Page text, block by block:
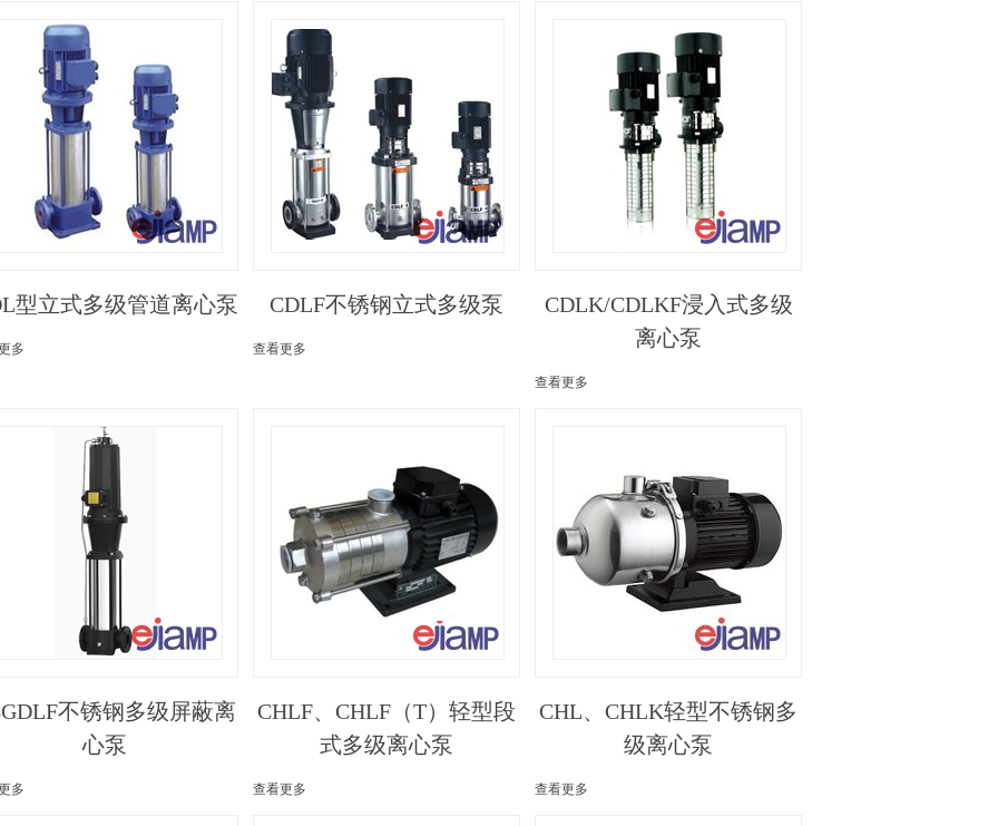
型立式多级管道离心泵
多
CDLF不锈钢立式多级泵
查看更多
CDLK/CDLKF浸入式多级
离心泵
查看更多
不锈钢多级屏蔽离
心泵
多
CHLF、CHLF（T）轻型段
式多级离心泵
查看更多
CHL、CHLK轻型不锈钢多
级离心泵
查看更多